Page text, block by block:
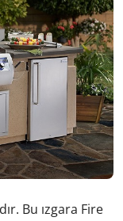
Bu ızgara Fire